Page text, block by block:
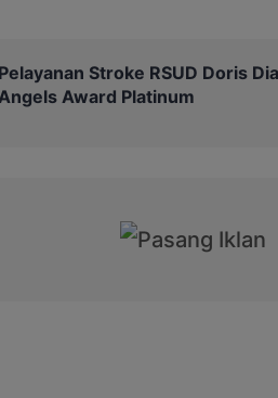
Pelayanan Stroke RSUD Doris
Angels Award Platinum